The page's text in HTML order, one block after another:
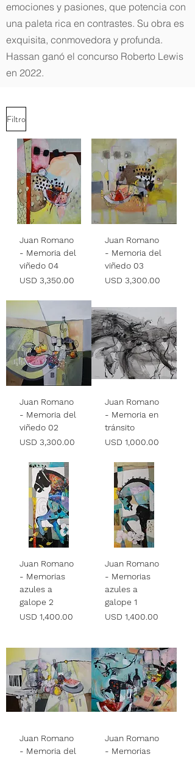
emociones y pasiones, que potencia con
una paleta rica en contrastes. Su obra es
exquisita, conmovedora y profunda.
Hassan ganó el concurso Roberto Lewis
en 2022.
Filtro
Juan Romano
- Memoria del
viñedo 04
Precio
USD 3,350.00
Juan Romano
- Memoria del
viñedo 03
Precio
USD 3,300.00
Juan Romano
- Memoria del
viñedo 02
Precio
USD 3,300.00
Juan Romano
- Memoria en
tránsito
Precio
USD 1,000.00
Juan Romano
- Memorias
azules a
galope 2
Precio
USD 1,400.00
Juan Romano
- Memorias
azules a
galope 1
Precio
USD 1,400.00
Juan Romano
- Memoria del
Juan Romano
- Memorias